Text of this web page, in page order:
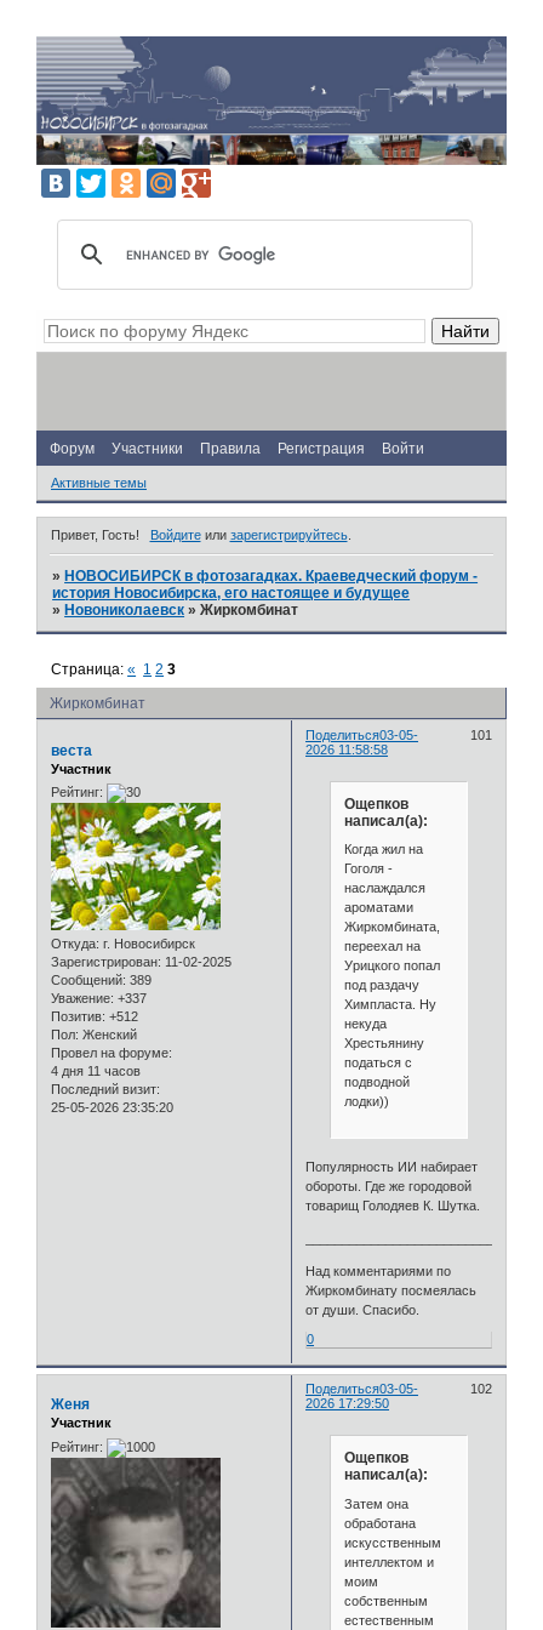
Форум Участники Правила Регистрация Войти
Активные темы
Привет, Гость! Войдитеили зарегистрируйтесь.
» НОВОСИБИРСК в фотозагадках. Краеведческий форум -
история Новосибирска, его настоящее и будущее
» Новониколаевск »Жиркомбинат
Жиркомбинат
Страница:« 1 2 3
Поделиться 101
03-05-
2026 11:58:58
веста
Участник
Рейтинг:
Откуда: г. Новосибирск
Зарегистрирован: 11-02-2025
Сообщений: 389
Уважение: +337
Позитив: +512
Пол: Женский
Провел на форуме:
4 дня 11 часов
Последний визит:
25-05-2026 23:35:20
Ощепков
написал(а):
Когда жил на
Гоголя -
наслаждался
ароматами
Жиркомбината,
переехал на
Урицкого попал
под раздачу
Химпласта. Ну
некуда
Хрестьянину
податься с
подводной
лодки))
Популярность ИИ набирает
обороты. Где же городовой
товарищ Голодяев К. Шутка.
Над комментариями по
Жиркомбинату посмеялась
от души. Спасибо.
0
Поделиться 102
03-05-
2026 17:29:50
Женя
Участник
Рейтинг:
Ощепков
написал(а):
Затем она
обработана
искусственным
интеллектом и
моим
собственным
естественным